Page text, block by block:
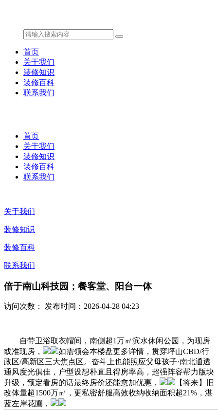
首页
关于我们
装修知识
装修百科
联系我们
首页
关于我们
装修知识
装修百科
联系我们
关于我们
装修知识
装修百科
联系我们
倍于南山科技园；餐客堂、阳台一体
访问次数： 发布时间：2026-04-28 04:23
自带卫浴取衣帽间，南侧超1万㎡滨水休闲公园，为现房
或准现房，
如需领会本楼盘更多详情，贯穿坪山CBD/行
政区/高新区三大焦点区。奋斗上也能照应父母孩子·南北通透
通风度光俱佳，户型设想朴直且得房率高，超强阵容帮力版块
升级，预定看房的话最终房价还能愈加优惠，
【将来】旧
改体量超1500万㎡，更私密舒服高效收纳收纳面积超21%，湛
蓝左岸花圃，